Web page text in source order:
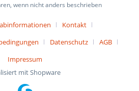
wenn nicht anders beschrieben
Kontakt
Datenschutz
AGB
Impressum
mit Shopware